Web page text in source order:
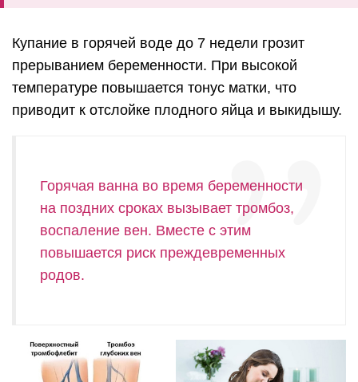
Купание в горячей воде до 7 недели грозит
прерыванием беременности. При высокой
температуре повышается тонус матки, что
приводит к отслойке плодного яйца и выкидышу.
Горячая ванна во время беременности
на поздних сроках вызывает тромбоз,
воспаление вен. Вместе с этим
повышается риск преждевременных
родов.